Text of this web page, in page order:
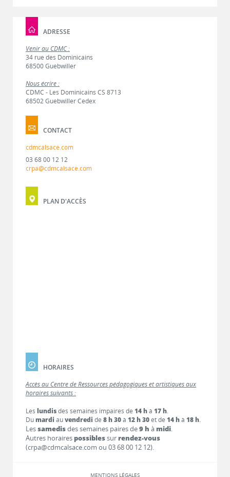
ADRESSE
Venir au CDMC :
34 rue des Dominicains
68500 Guebwiller
Nous écrire :
CDMC - Les Dominicains CS 8713
68502 Guebwiller Cedex
CONTACT
cdmcalsace.com
03 68 00 12 12
crpa@cdmcalsace.com
PLAN D'ACCÈS
HORAIRES
Accès au Centre de Ressources pédagogiques et artistiques aux
horaires suivants :
Les lundisdes semaines impaires de 14 hà 17 h.
Dumardi auvendredi de 8 h 30à 12 h 30et de 14 hà 18 h.
Lessamedisdes semaines paires de9 h à midi.
Autres horaires possiblessur rendez-vous
(crpa@cdmcalsace.com ou 03 68 00 12 12).
MENTIONS LÉGALES